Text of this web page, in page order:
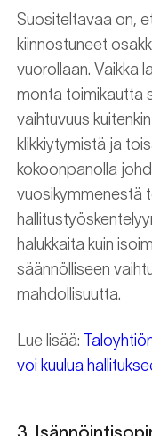
Suositeltavaa on,
kiinnostuneet
vuorollaan. Vaikka
monta toimikautta
vaihtuvuus
klikkiytymistä ja
kokoonpanolla
vuosikymmenestä
halukkaita kuin
säännölliseen
mahdollisuutta.
Lue lisää:
voi kuulua